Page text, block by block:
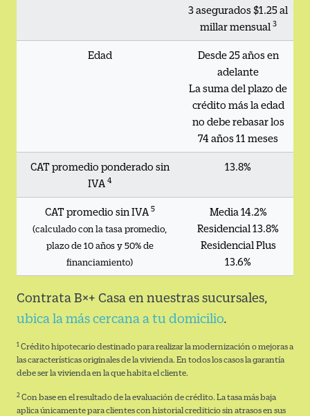
3 asegurados $1.25 al
millar mensual 3
Edad
Desde 25 años en
adelante
La suma del plazo de
crédito más la edad
no debe rebasar los
74 años 11 meses
CAT promedio ponderado sin
IVA 4
13.8%
CAT promedio sin IVA 5
(calculado con la tasa promedio,
plazo de 10 años y 50% de
financiamiento)
Media 14.2%
Residencial 13.8%
Residencial Plus
13.6%
Contrata B×+ Casa en nuestras sucursales,
ubica la más cercana a tu domicilio.
1 Crédito hipotecario destinado para realizar la modernización o mejoras a
las características originales de la vivienda. En todos los casos la garantía
debe ser la vivienda en la que habita el cliente.
2 Con base en el resultado de la evaluación de crédito. La tasa más baja
aplica únicamente para clientes con historial crediticio sin atrasos en sus